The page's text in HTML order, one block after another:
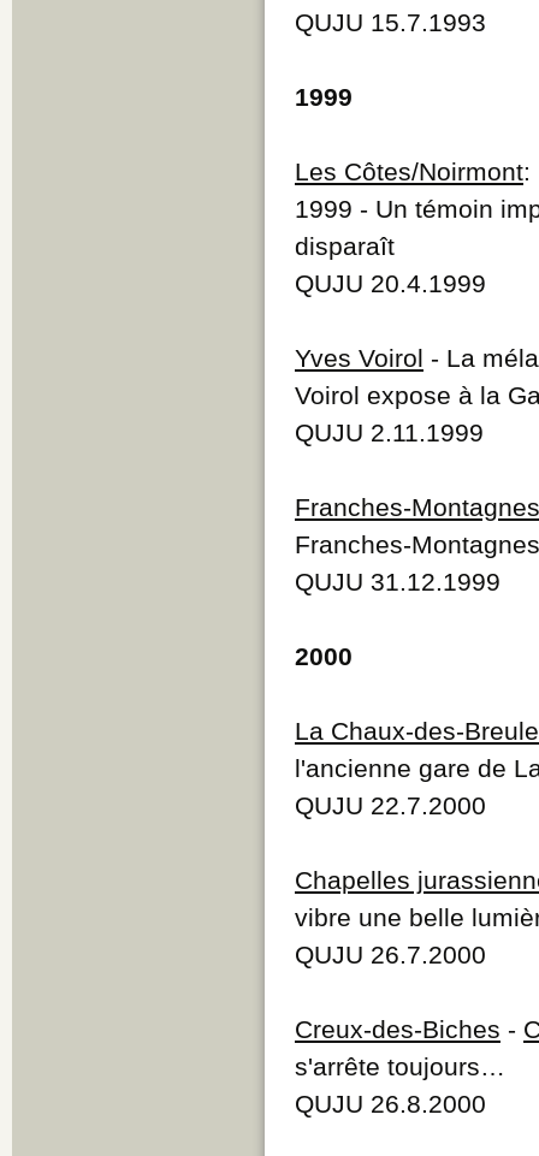
QUJU 15.7.1993
1999
Les Côtes/Noirmont:
1999 - Un témoin
disparaît
QUJU 20.4.1999
Yves Voirol - La
Voirol expose à la
QUJU 2.11.1999
Franches-Montagnes
Franches-Montagnes
QUJU 31.12.1999
2000
La Chaux-des-
l'ancienne gare de
QUJU 22.7.2000
Chapelles
vibre une belle
QUJU 26.7.2000
Creux-des-Biches -
s'arrête toujours…
QUJU 26.8.2000